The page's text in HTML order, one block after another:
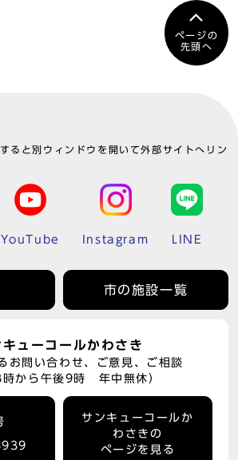
ページの
先頭へ
ると別ウィンドウを開いて外部サイトへリン
YouTube Instagram LINE
市の施設一覧
キューコールかわさき
お問い合わせ、ご意見、ご相談
時から午後9時 年中無休）
サンキューコールか
わさきの
ページを見る